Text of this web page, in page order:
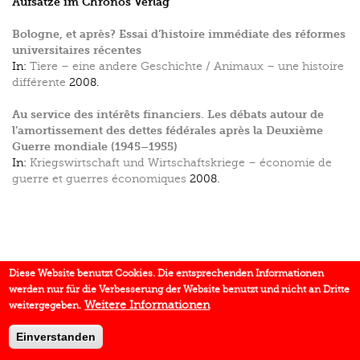
Bologne, et après? Essai d’histoire immédiate des réformes
universitaires récentes
In: Tiere – eine andere Geschichte / Animaux – une histoire
différente 2008.
Au service des intérêts financiers. Les débats autour de
l’amortissement des dettes fédérales après la Deuxième
Guerre mondiale (1945–1955)
In: Kriegswirtschaft und Wirtschaftskriege – économie de
guerre et guerres économiques 2008.
Diese Website benutzt Cookies. Die entsprechenden Informationen
werden nur für die Verbesserung der Website benutzt und nicht an Dritte
weitergegeben. Weitere Informationen
Einverstanden